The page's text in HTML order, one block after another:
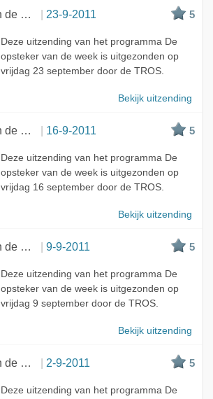
De opsteker van de week 23-9-2011 5
Deze uitzending van het programma De
opsteker van de week is uitgezonden op
vrijdag 23 september door de TROS.
Bekijk uitzending
De opsteker van de week 16-9-2011 5
Deze uitzending van het programma De
opsteker van de week is uitgezonden op
vrijdag 16 september door de TROS.
Bekijk uitzending
De opsteker van de week 9-9-2011 5
Deze uitzending van het programma De
opsteker van de week is uitgezonden op
vrijdag 9 september door de TROS.
Bekijk uitzending
De opsteker van de week 2-9-2011 5
Deze uitzending van het programma De